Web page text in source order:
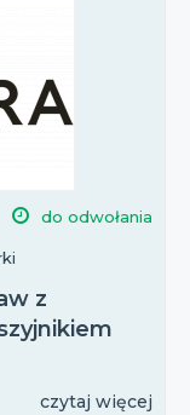
do odwołania
z
czytaj więcej